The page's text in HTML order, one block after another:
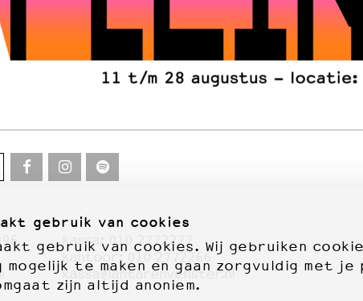
gebruik van cookies
gebruik van cookies. Wij gebruiken
te maken en gaan zorgvuldig met je
zijn altijd anoniem.
kassa:010 2772277
kantoor:010 2772266
kassa@lantarenvenster.nl